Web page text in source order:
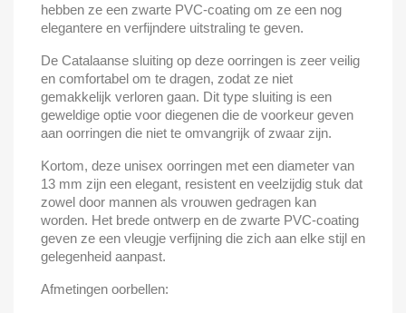
hebben ze een zwarte PVC-coating om ze een nog
elegantere en verfijndere uitstraling te geven.
De Catalaanse sluiting op deze oorringen is zeer veilig
en comfortabel om te dragen, zodat ze niet
gemakkelijk verloren gaan. Dit type sluiting is een
geweldige optie voor diegenen die de voorkeur geven
aan oorringen die niet te omvangrijk of zwaar zijn.
Kortom, deze unisex oorringen met een diameter van
13 mm zijn een elegant, resistent en veelzijdig stuk dat
zowel door mannen als vrouwen gedragen kan
worden. Het brede ontwerp en de zwarte PVC-coating
geven ze een vleugje verfijning die zich aan elke stijl en
gelegenheid aanpast.
Afmetingen oorbellen: